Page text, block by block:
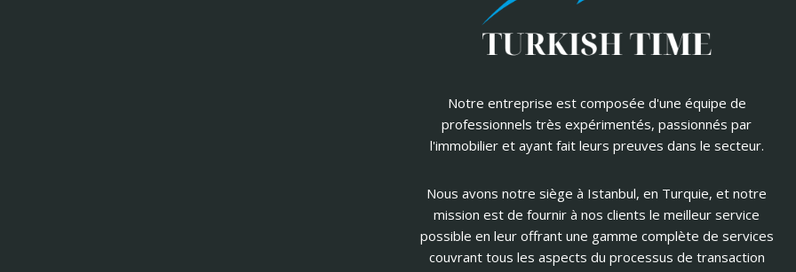
Notre entreprise est composée d'une équipe de
professionnels très expérimentés, passionnés par
l'immobilier et ayant fait leurs preuves dans le secteur.
Nous avons notre siège à Istanbul, en Turquie, et notre
mission est de fournir à nos clients le meilleur service
possible en leur offrant une gamme complète de services
couvrant tous les aspects du processus de transaction